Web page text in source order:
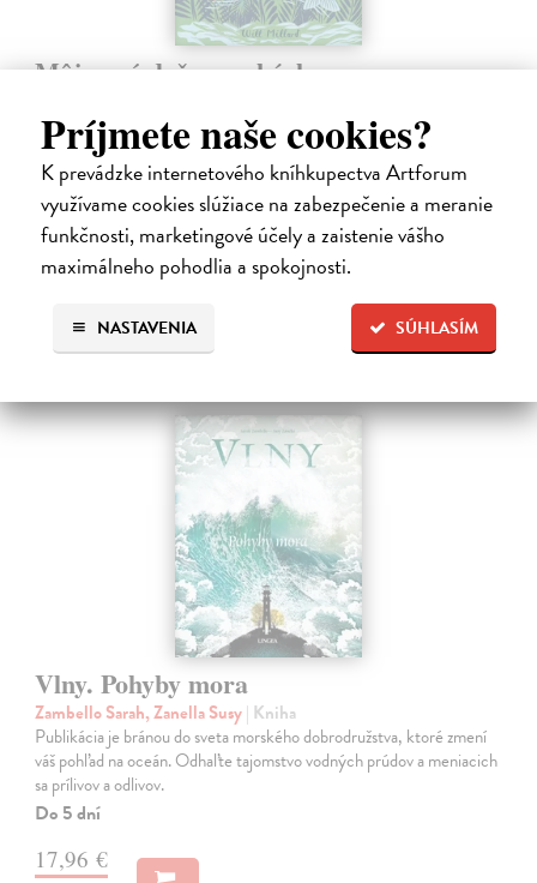
Príjmete naše cookies?
K prevádzke internetového kníhkupectva Artforum
využívame cookies slúžiace na zabezpečenie a meranie
funkčnosti, marketingové účely a zaistenie vášho
maximálneho pohodlia a spokojnosti.
SÚHLASÍM
NASTAVENIA
Môj prvý deň na rybách
V bohato ilustrovanej príručke nájdu mladí záujemcovia všetky
dôležité informácie, ktoré budú potrebovať, kým sa vydajú na svoju
prvú rybačku. Autor knihy Will Millard, skúsený rybár, cestovateľ a
moderátor…
Na sklade ?
13,90 €
Vlny. Pohyby mora
Zambello Sarah, Zanella Susy| Kniha
Publikácia je bránou do sveta morského dobrodružstva, ktoré zmení
váš pohľad na oceán. Odhaľte tajomstvo vodných prúdov a meniacich
sa prílivov a odlivov.
Do 5 dní
17,96 €